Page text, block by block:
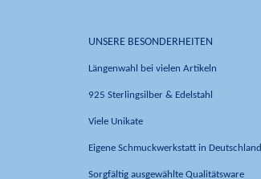
UNSERE BESONDERHEITEN
Längenwahl bei vielen Artikeln
925 Sterlingsilber & Edelstahl
Viele Unikate
Eigene Schmuckwerkstatt in Deutschland
Sorgfältig ausgewählte Qualitätsware